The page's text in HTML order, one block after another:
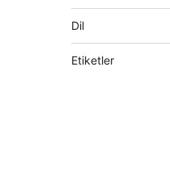
Dil
Etiketler